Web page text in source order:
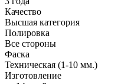
Качество
Высшая категория
Полировка
Все стороны
Фаска
Техническая (1-10 мм.)
Изготовление